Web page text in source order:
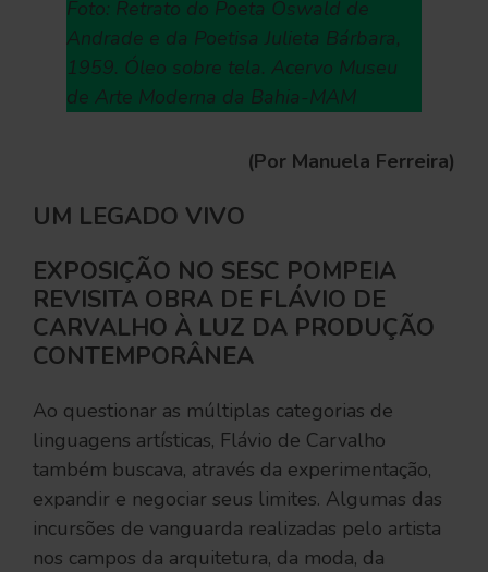
Foto: Retrato do Poeta Oswald de
Andrade e da Poetisa Julieta Bárbara,
1959. Óleo sobre tela. Acervo Museu
de Arte Moderna da Bahia-MAM
(Por Manuela Ferreira)
UM LEGADO VIVO
EXPOSIÇÃO NO SESC POMPEIA
REVISITA OBRA DE FLÁVIO DE
CARVALHO À LUZ DA PRODUÇÃO
CONTEMPORÂNEA
Ao questionar as múltiplas categorias de
linguagens artísticas, Flávio de Carvalho
também buscava, através da experimentação,
expandir e negociar seus limites. Algumas das
incursões de vanguarda realizadas pelo artista
nos campos da arquitetura, da moda, da